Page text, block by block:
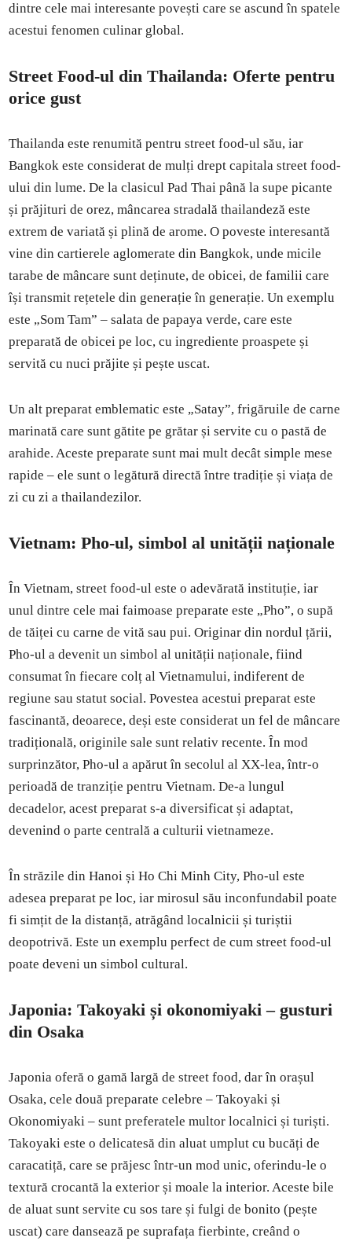
dintre cele mai interesante povești care se ascund în spatele
acestui fenomen culinar global.
Street Food-ul din Thailanda: Oferte pentru
orice gust
Thailanda este renumită pentru street food-ul său, iar
Bangkok este considerat de mulți drept capitala street food-
ului din lume. De la clasicul Pad Thai până la supe picante
și prăjituri de orez, mâncarea stradală thailandeză este
extrem de variată și plină de arome. O poveste interesantă
vine din cartierele aglomerate din Bangkok, unde micile
tarabe de mâncare sunt deținute, de obicei, de familii care
își transmit rețetele din generație în generație. Un exemplu
este „Som Tam” – salata de papaya verde, care este
preparată de obicei pe loc, cu ingrediente proaspete și
servită cu nuci prăjite și pește uscat.
Un alt preparat emblematic este „Satay”, frigăruile de carne
marinată care sunt gătite pe grătar și servite cu o pastă de
arahide. Aceste preparate sunt mai mult decât simple mese
rapide – ele sunt o legătură directă între tradiție și viața de
zi cu zi a thailandezilor.
Vietnam: Pho-ul, simbol al unității naționale
În Vietnam, street food-ul este o adevărată instituție, iar
unul dintre cele mai faimoase preparate este „Pho”, o supă
de tăiței cu carne de vită sau pui. Originar din nordul țării,
Pho-ul a devenit un simbol al unității naționale, fiind
consumat în fiecare colț al Vietnamului, indiferent de
regiune sau statut social. Povestea acestui preparat este
fascinantă, deoarece, deși este considerat un fel de mâncare
tradițională, originile sale sunt relativ recente. În mod
surprinzător, Pho-ul a apărut în secolul al XX-lea, într-o
perioadă de tranziție pentru Vietnam. De-a lungul
decadelor, acest preparat s-a diversificat și adaptat,
devenind o parte centrală a culturii vietnameze.
În străzile din Hanoi și Ho Chi Minh City, Pho-ul este
adesea preparat pe loc, iar mirosul său inconfundabil poate
fi simțit de la distanță, atrăgând localnicii și turiștii
deopotrivă. Este un exemplu perfect de cum street food-ul
poate deveni un simbol cultural.
Japonia: Takoyaki și okonomiyaki – gusturi
din Osaka
Japonia oferă o gamă largă de street food, dar în orașul
Osaka, cele două preparate celebre – Takoyaki și
Okonomiyaki – sunt preferatele multor localnici și turiști.
Takoyaki este o delicatesă din aluat umplut cu bucăți de
caracatiță, care se prăjesc într-un mod unic, oferindu-le o
textură crocantă la exterior și moale la interior. Aceste bile
de aluat sunt servite cu sos tare și fulgi de bonito (pește
uscat) care dansează pe suprafața fierbinte, creând o